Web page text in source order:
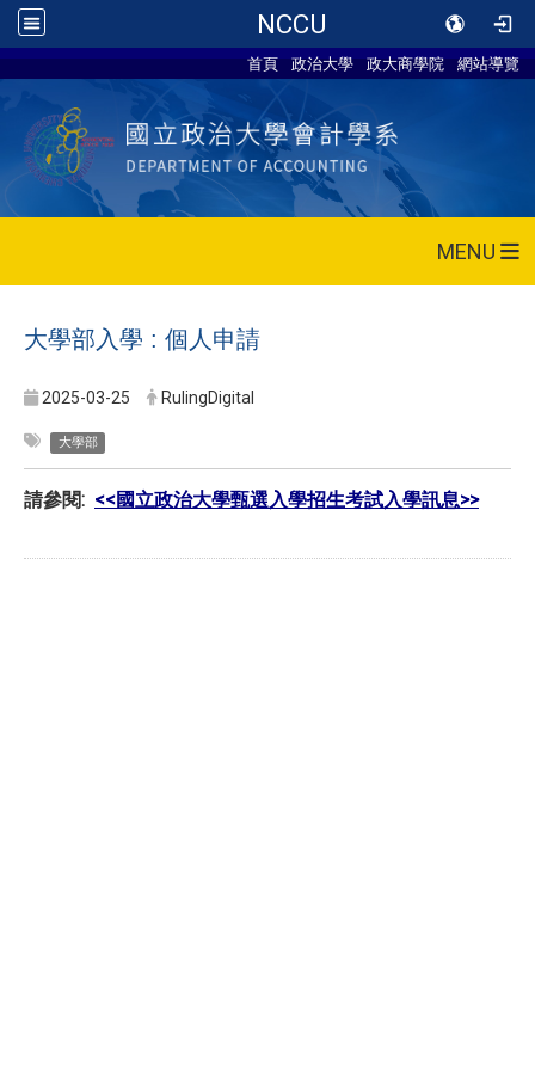
NCCU
首頁 政治大學 政大商學院 網站導覽
MENU
大學部入學 : 個人申請
2025-03-25 RulingDigital
大學部
請參閱: <<國立政治大學甄選入學招生考試入學訊息>>